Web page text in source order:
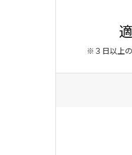
※３日以上